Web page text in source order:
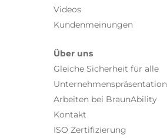
Videos
Kundenmeinungen
Über uns
Gleiche Sicherheit für alle
Unternehmenspräsentation
Arbeiten bei BraunAbility
Kontakt
ISO Zertifizierung